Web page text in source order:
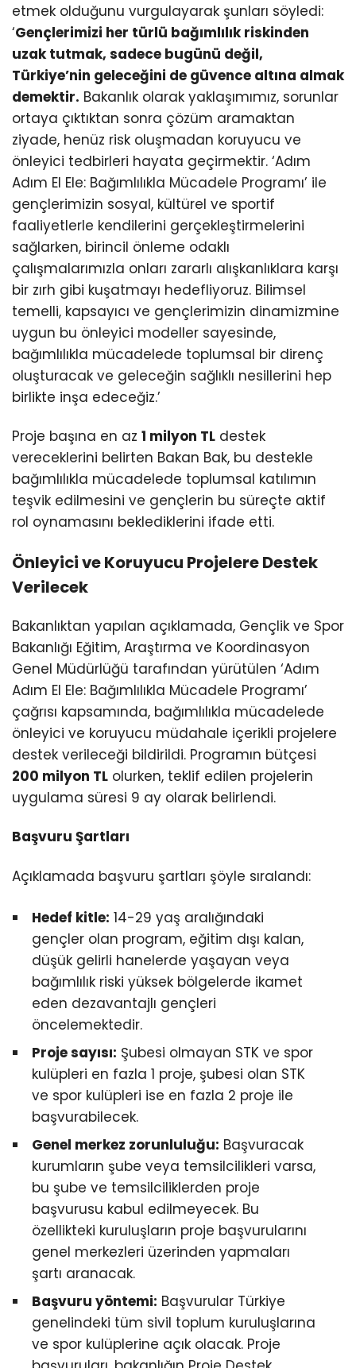
etmek olduğunu vurgulayarak şunları söyledi:
‘Gençlerimizi her türlü bağımlılık riskinden
uzak tutmak, sadece bugünü değil,
Türkiye’nin geleceğini de güvence altına almak
demektir. Bakanlık olarak yaklaşımımız, sorunlar
ortaya çıktıktan sonra çözüm aramaktan
ziyade, henüz risk oluşmadan koruyucu ve
önleyici tedbirleri hayata geçirmektir. ‘Adım
Adım El Ele: Bağımlılıkla Mücadele Programı’ ile
gençlerimizin sosyal, kültürel ve sportif
faaliyetlerle kendilerini gerçekleştirmelerini
sağlarken, birincil önleme odaklı
çalışmalarımızla onları zararlı alışkanlıklara karşı
bir zırh gibi kuşatmayı hedefliyoruz. Bilimsel
temelli, kapsayıcı ve gençlerimizin dinamizmine
uygun bu önleyici modeller sayesinde,
bağımlılıkla mücadelede toplumsal bir direnç
oluşturacak ve geleceğin sağlıklı nesillerini hep
birlikte inşa edeceğiz.’
Proje başına en az 1 milyon TL destek
vereceklerini belirten Bakan Bak, bu destekle
bağımlılıkla mücadelede toplumsal katılımın
teşvik edilmesini ve gençlerin bu süreçte aktif
rol oynamasını beklediklerini ifade etti.
Önleyici ve Koruyucu Projelere Destek
Verilecek
Bakanlıktan yapılan açıklamada, Gençlik ve Spor
Bakanlığı Eğitim, Araştırma ve Koordinasyon
Genel Müdürlüğü tarafından yürütülen ‘Adım
Adım El Ele: Bağımlılıkla Mücadele Programı’
çağrısı kapsamında, bağımlılıkla mücadelede
önleyici ve koruyucu müdahale içerikli projelere
destek verileceği bildirildi. Programın bütçesi
200 milyon TL olurken, teklif edilen projelerin
uygulama süresi 9 ay olarak belirlendi.
Başvuru Şartları
Açıklamada başvuru şartları şöyle sıralandı:
Hedef kitle: 14-29 yaş aralığındaki
gençler olan program, eğitim dışı kalan,
düşük gelirli hanelerde yaşayan veya
bağımlılık riski yüksek bölgelerde ikamet
eden dezavantajlı gençleri
öncelemektedir.
Proje sayısı: Şubesi olmayan STK ve spor
kulüpleri en fazla 1 proje, şubesi olan STK
ve spor kulüpleri ise en fazla 2 proje ile
başvurabilecek.
Genel merkez zorunluluğu: Başvuracak
kurumların şube veya temsilcilikleri varsa,
bu şube ve temsilciliklerden proje
başvurusu kabul edilmeyecek. Bu
özellikteki kuruluşların proje başvurularını
genel merkezleri üzerinden yapmaları
şartı aranacak.
Başvuru yöntemi: Başvurular Türkiye
genelindeki tüm sivil toplum kuruluşlarına
ve spor kulüplerine açık olacak. Proje